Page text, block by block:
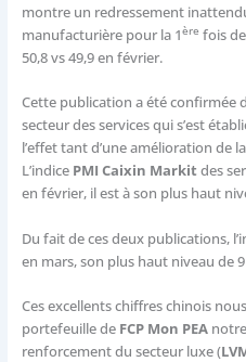
montre un redressement
manufacturière pour la 1ère fois
50,8 vs 49,9 en février.
Cette publication a été confirmée
secteur des services qui s’est
l’effet tant d’une amélioration de
L’indice PMI Caixin Markit des
en février, il est à son plus haut
Du fait de ces deux publications,
en mars, son plus haut niveau de
Ces excellents chiffres chinois
portefeuille de FCP Mon PEA
renforcement du secteur luxe (